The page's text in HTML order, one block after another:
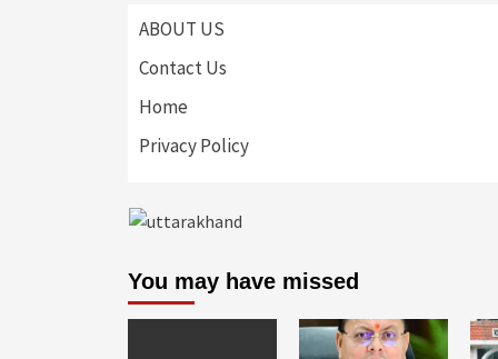
ABOUT US
Contact Us
Home
Privacy Policy
You may have missed